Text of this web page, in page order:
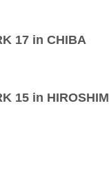
17 in CHIBA
15 in